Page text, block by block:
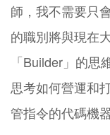
師，我不需要只
的職別將與現在
「Builder」的
思考如何營運和
管指令的代碼機器